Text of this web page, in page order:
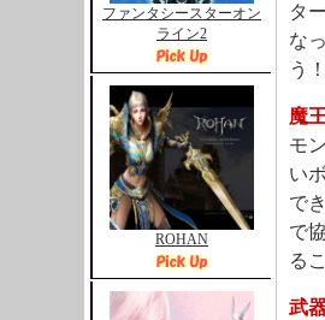
タ
な
う！
魔
モ
い
で
で
る
武
ファンタシースターオン
ライン2
ROHAN